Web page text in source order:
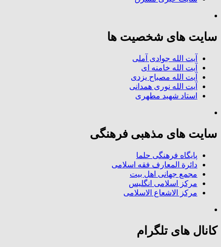
سایت های شخصیت ها
آیت الله جوادی آملی
آیت الله خامنه ای
آیت الله مصباح یزدی
آیت الله نوری همدانی
استاد شهید مطهری
سایت های مذهبی فرهنگی
پایگاه فرهنگی حلما
دائرة المعارف فقه اسلامی
مجمع جهانی اهل بیت
مرکز اسلامی انگلیس
مرکز الاشعاع الاسلامی
کانال های تلگرام